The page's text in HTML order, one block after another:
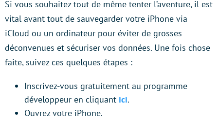
Si vous souhaitez tout de même tenter l’aventure, il est
vital avant tout de sauvegarder votre iPhone via
iCloud ou un ordinateur pour éviter de grosses
déconvenues et sécuriser vos données. Une fois chose
faite, suivez ces quelques étapes :
Inscrivez-vous gratuitement au programme
développeur en cliquant ici.
Ouvrez votre iPhone.